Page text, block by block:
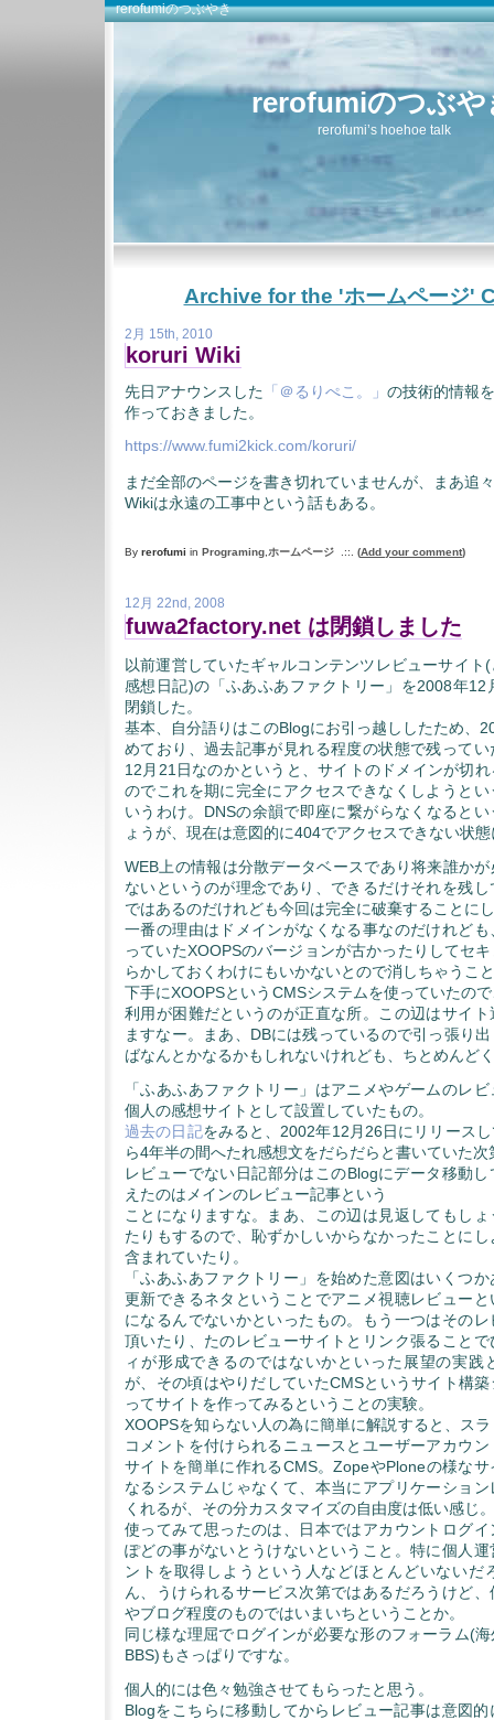
rerofumiのつぶやき
rerofumiのつぶや
rerofumi’s hoehoe talk
Archive for the 'ホームページ'
2月 15th, 2010
koruri Wiki
先日アナウンスした 「＠るりぺこ。」 の技術的情報
作っておきました。
https://www.fumi2kick.com/koruri/
まだ全部のページを書き切れていませんが、まあ追
Wikiは永遠の工事中という話もある。
By rerofumi in Programing ホームページ .::. (Add your comment)
12月 22nd, 2008
fuwa2factory.net は閉鎖しました
以前運営していたギャルコンテンツレビューサイト
感想日記)の「ふあふあファクトリー」を2008年12
閉鎖した。
基本、自分語りはこのBlogにお引っ越ししたため、
めており、過去記事が見れる程度の状態で残って
12月21日なのかというと、サイトのドメインが切
のでこれを期に完全にアクセスできなくしようと
いうわけ。DNSの余韻で即座に繋がらなくなると
ょうが、現在は意図的に404でアクセスできない状
WEB上の情報は分散データベースであり将来誰か
ないというのが理念であり、できるだけそれを残
ではあるのだけれども今回は完全に破棄することに
一番の理由はドメインがなくなる事なのだけれど
っていたXOOPSのバージョンが古かったりしてセ
らかしておくわけにもいかないとので消しちゃうこ
下手にXOOPSというCMSシステムを使っていたの
利用が困難だというのが正直な所。この辺はサイ
ますなー。まあ、DBには残っているので引っ張り
ばなんとかなるかもしれないけれども、ちとめんど
「ふあふあファクトリー」はアニメやゲームのレ
個人の感想サイトとして設置していたもの。
過去の日記をみると、2002年12月26日にリリース
ら4年半の間へたれ感想文をだらだらと書いていた次
レビューでない日記部分はこのBlogにデータ移動
えたのはメインのレビュー記事という
ことになりますな。まあ、この辺は見返してもし
たりもするので、恥ずかしいからなかったことに
含まれていたり。
「ふあふあファクトリー」を始めた意図はいくつ
更新できるネタということでアニメ視聴レビュー
になるんでないかといったもの。もう一つはその
頂いたり、たのレビューサイトとリンク張ること
ィが形成できるのではないかといった展望の実践
が、その頃はやりだしていたCMSというサイト構
ってサイトを作ってみるということの実験。
XOOPSを知らない人の為に簡単に解説すると、ス
コメントを付けられるニュースとユーザーアカウ
サイトを簡単に作れるCMS。ZopeやPloneの様な
なるシステムじゃなくて、本当にアプリケーショ
くれるが、その分カスタマイズの自由度は低い感じ。
使ってみて思ったのは、日本ではアカウントログ
ぽどの事がないとうけないということ。特に個人
ントを取得しようという人などほとんどいないだ
ん、うけられるサービス次第ではあるだろうけど
やブログ程度のものではいまいちということか。
同じ様な理屈でログインが必要な形のフォーラム(
BBS)もさっぱりですな。
個人的には色々勉強させてもらったと思う。
Blogをこちらに移動してからレビュー記事は意図